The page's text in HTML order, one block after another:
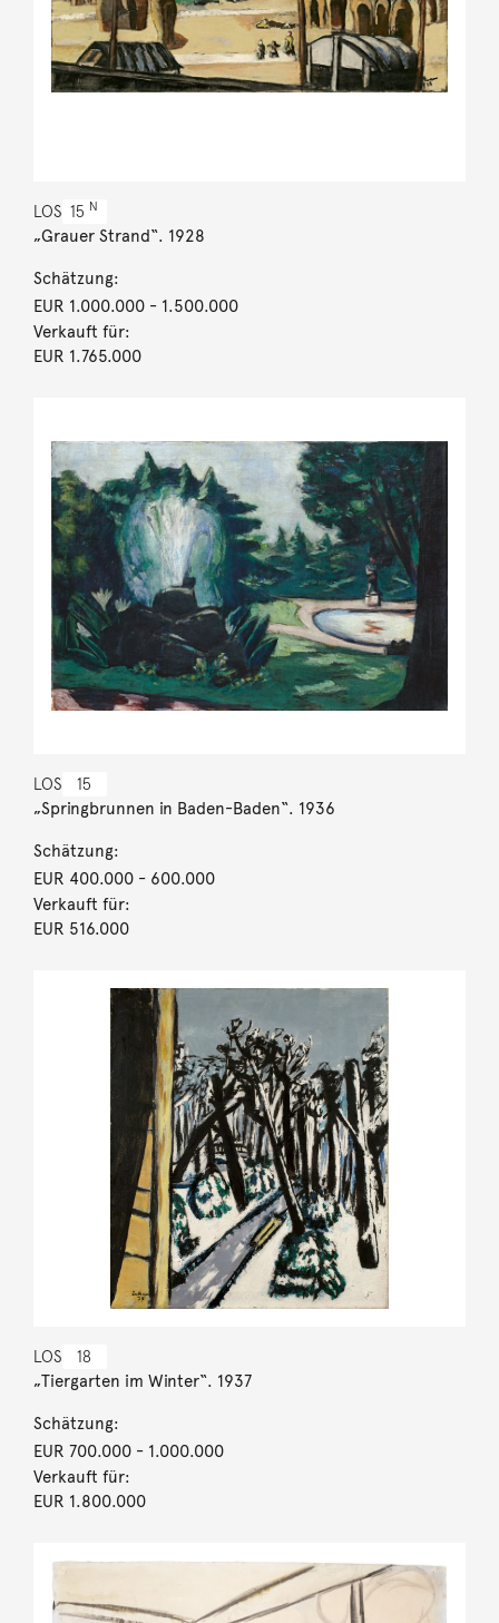
LOS 15 N
„Grauer Strand“. 1928
Schätzung:
EUR 1.000.000- 1.500.000
Verkauft für:
EUR 1.765.000
LOS 15
„Springbrunnen in Baden-Baden“. 1936
Schätzung:
EUR 400.000- 600.000
Verkauft für:
EUR 516.000
LOS 18
„Tiergarten im Winter“. 1937
Schätzung:
EUR 700.000- 1.000.000
Verkauft für:
EUR 1.800.000